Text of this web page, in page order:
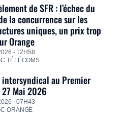
de SFR : l’échec du
la concurrence sur les
uniques, un prix trop
Orange
- 12H58
TÉLÉCOMS
au Premier
Mai 2026
- 07H43
ORANGE